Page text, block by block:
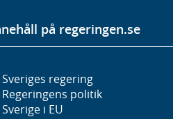
på regeringen.se
Sveriges regering
Regeringens politik
Sverige i EU